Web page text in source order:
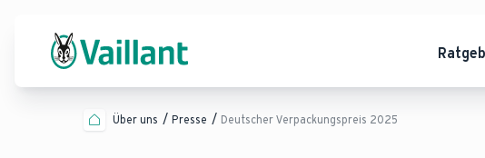
Über uns Presse Deutscher Verpackungspreis 2025